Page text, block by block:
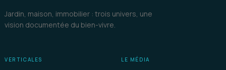
Jardin, maison, immobilier : trois univers, une
vision documentée du bien-vivre.
VERTICALES LE MÉDIA